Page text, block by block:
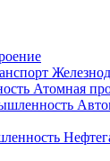
Атомная